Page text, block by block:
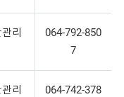
리
064-792-850
7
리
064-742-378